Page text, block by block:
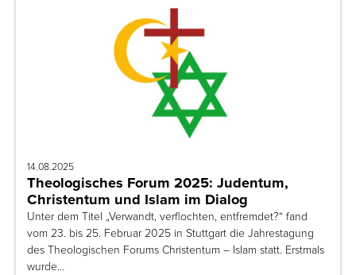
14.08.2025
Theologisches Forum 2025: Judentum,
Christentum und Islam im Dialog
Unter dem Titel „Verwandt, verflochten, entfremdet?“ fand
vom 23. bis 25. Februar 2025 in Stuttgart die Jahrestagung
des Theologischen Forums Christentum – Islam statt. Erstmals
wurde…